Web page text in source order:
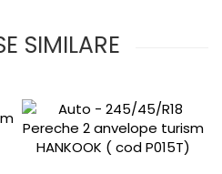
SIMILARE